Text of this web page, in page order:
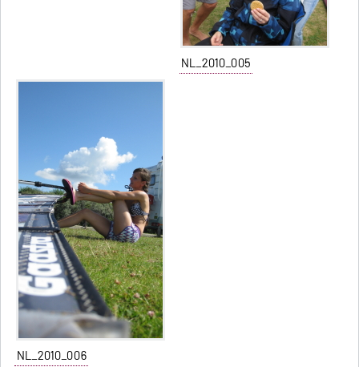
NL_2010_005
NL_2010_006